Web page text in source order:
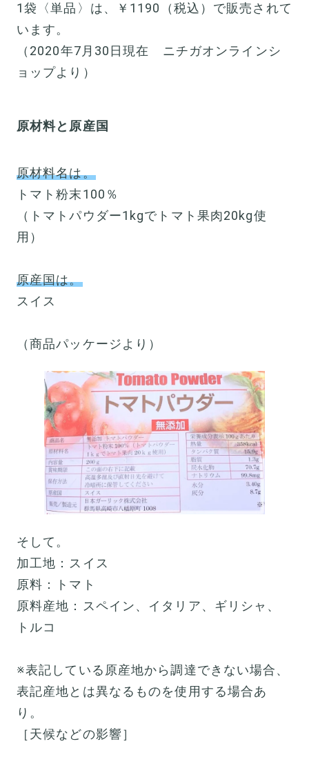
1袋〈単品〉は、￥1190（税込）で販売されて
います。
（2020年7月30日現在 ニチガオンラインシ
ョップより）
原材料と原産国
原材料名は。
トマト粉末100％
（トマトパウダー1kgでトマト果肉20kg使
用）
原産国は。
スイス
（商品パッケージより）
そして。
加工地：スイス
原料：トマト
原料産地：スペイン、イタリア、ギリシャ、
トルコ
※表記している原産地から調達できない場合、
表記産地とは異なるものを使用する場合あ
り。
［天候などの影響］